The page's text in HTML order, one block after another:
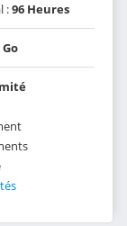
:96 Heures
Go